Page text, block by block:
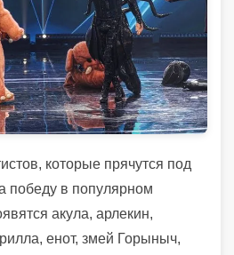
которые прячутся под
победу в популярном
акула, арлекин,
енот, змей Горыныч,